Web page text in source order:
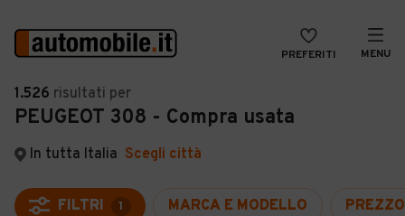
PREFERITI MENU
Auto
Auto usate
Auto Km 0
VENDI
MAGAZINE
ACCEDI
1.526 risultati per
PEUGEOT 308 - Compra usata
In tutta Italia Scegli città
FILTRI 1 MARCA E MODELLO PREZZO